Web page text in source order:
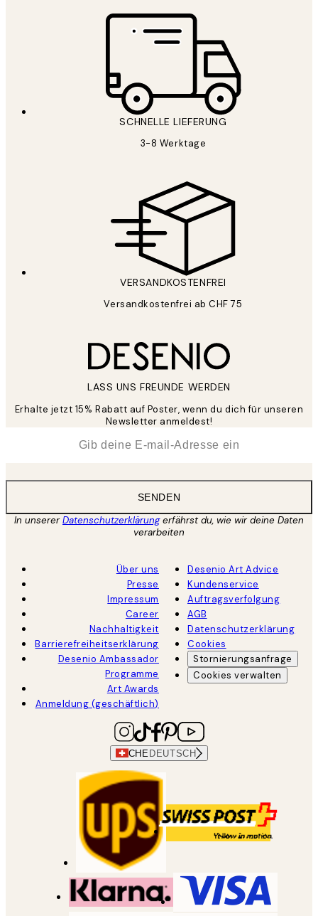
SCHNELLE LIEFERUNG
3-8 Werktage
VERSANDKOSTENFREI
Versandkostenfrei ab CHF 75
LASS UNS FREUNDE WERDEN
Erhalte jetzt 15% Rabatt auf Poster, wenn du dich für unseren
Newsletter anmeldest!
SENDEN
In unsererDatenschutzerklärungerfährst du, wie wir deine Daten
verarbeiten
Über uns
Presse
Impressum
Career
Nachhaltigkeit
Barrierefreiheitserklärung
Desenio Ambassador
Programme
Art Awards
Anmeldung (geschäftlich)
Desenio Art Advice
Kundenservice
Auftragsverfolgung
AGB
Datenschutzerklärung
Cookies
Stornierungsanfrage
Cookies verwalten
CHE DEUTSCH